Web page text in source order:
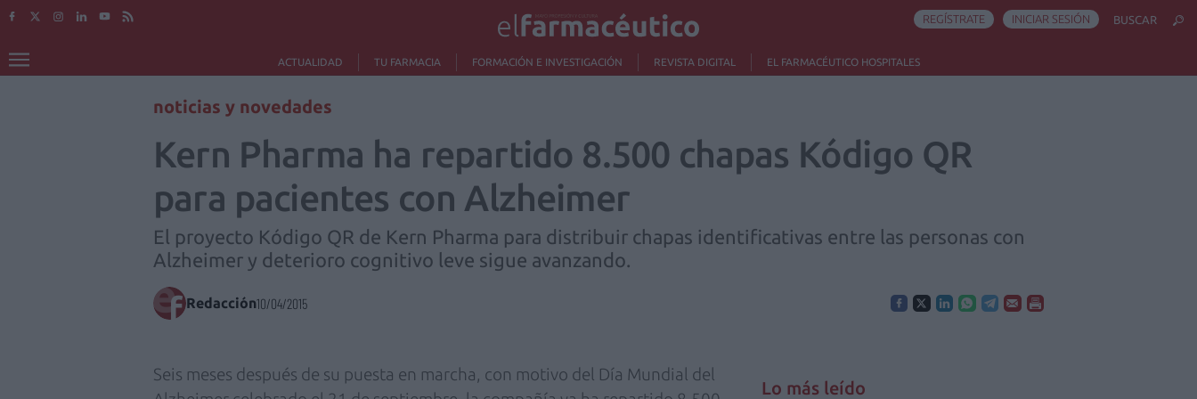
ACTUALIDAD TU FARMACIA FORMACIÓN E INVESTIGACIÓN REVISTA DIGITAL EL FARMACÉUTICO HOSPITALES
REGÍSTRATE INICIAR SESIÓN BUSCAR
noticias y novedades
Kern Pharma ha repartido 8.500 chapas Kódigo QR
para pacientes con Alzheimer
El proyecto Kódigo QR de Kern Pharma para distribuir chapas identificativas entre las personas con
Alzheimer y deterioro cognitivo leve sigue avanzando.
Redacción10/04/2015
Seis meses después de su puesta en marcha, con motivo del Día Mundial del
Lo más leído